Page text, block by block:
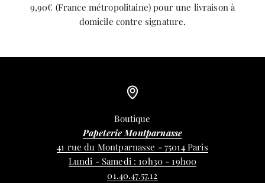
9,90€ (France métropolitaine) pour une livraison à
domicile contre signature.
Boutique
Papeterie Montparnasse
41 rue du Montparnasse - 75014 Paris
Lundi - Samedi : 10h30 - 19h00
01.40.47.57.12